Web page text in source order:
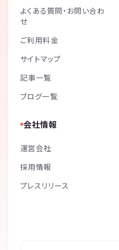
よくある質問・お問い合わ
せ
ご利用料金
サイトマップ
記事一覧
ブログ一覧
会社情報
運営会社
採用情報
プレスリリース